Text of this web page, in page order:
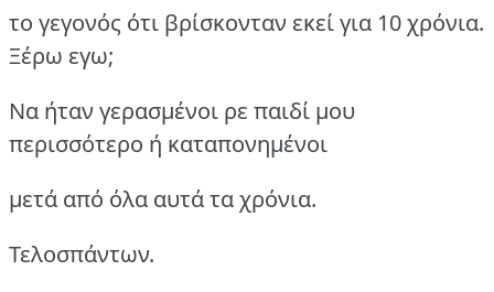
το γεγονός ότι βρίσκονταν εκεί για 10 χρόνια.
Ξέρω εγω;
Να ήταν γερασμένοι ρε παιδί μου
περισσότερο ή καταπονημένοι
μετά από όλα αυτά τα χρόνια.
Τελοσπάντων.